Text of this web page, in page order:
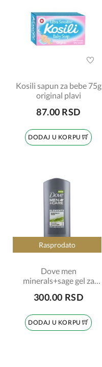
Kosili sapun za bebe 75g
original plavi
87.00 RSD
DODAJ U KORPU
Rasprodato
Dove men
minerals+sage gel za
300.00 RSD
DODAJ U KORPU